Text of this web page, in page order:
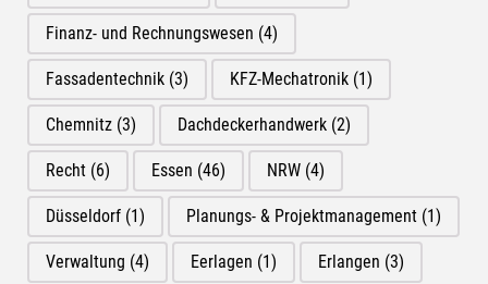
Finanz- und Rechnungswesen (4)
Fassadentechnik (3) KFZ-Mechatronik (1)
Chemnitz (3) Dachdeckerhandwerk (2)
Recht (6) Essen (46) NRW (4)
Düsseldorf (1) Planungs- & Projektmanagement (1)
Verwaltung (4) Eerlagen (1) Erlangen (3)